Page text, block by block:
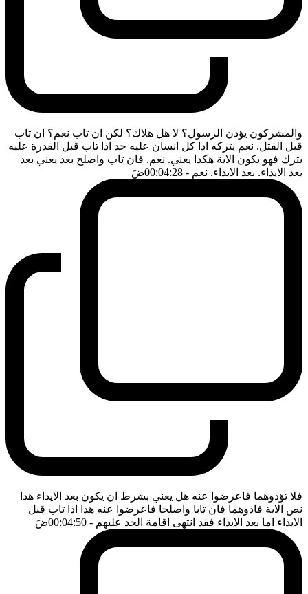
والمشركون يؤذن الرسول؟ لا هل هلاك؟ لكن ان تاب نعم؟ ان تاب
قبل القتل. نعم يتركه اذا كل انسان عليه حد اذا تاب قبل القدرة عليه
يترك فهو يكون الاية هكذا يعني. نعم. فان تاب واصلح بعد يعني بعد
بعد الايذاء. بعد الايذاء. نعم - 00:04:28 ضَ
فلا تؤذوهما فاعرضوا عنه هل يعني بشرط ان يكون بعد الايذاء هذا
نص الاية فاذوهما فان تابا واصلحا فاعرضوا عنه هذا اذا تاب قبل
الايذاء اما بعد الايذاء فقد انتهى اقامة الحد عليهم - 00:04:50 ضَ